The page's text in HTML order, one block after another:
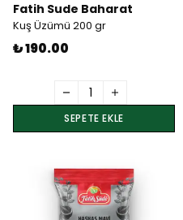
Fatih Sude Baharat
Kuş Üzümü 200 gr
₺ 190.00
SEPETE EKLE